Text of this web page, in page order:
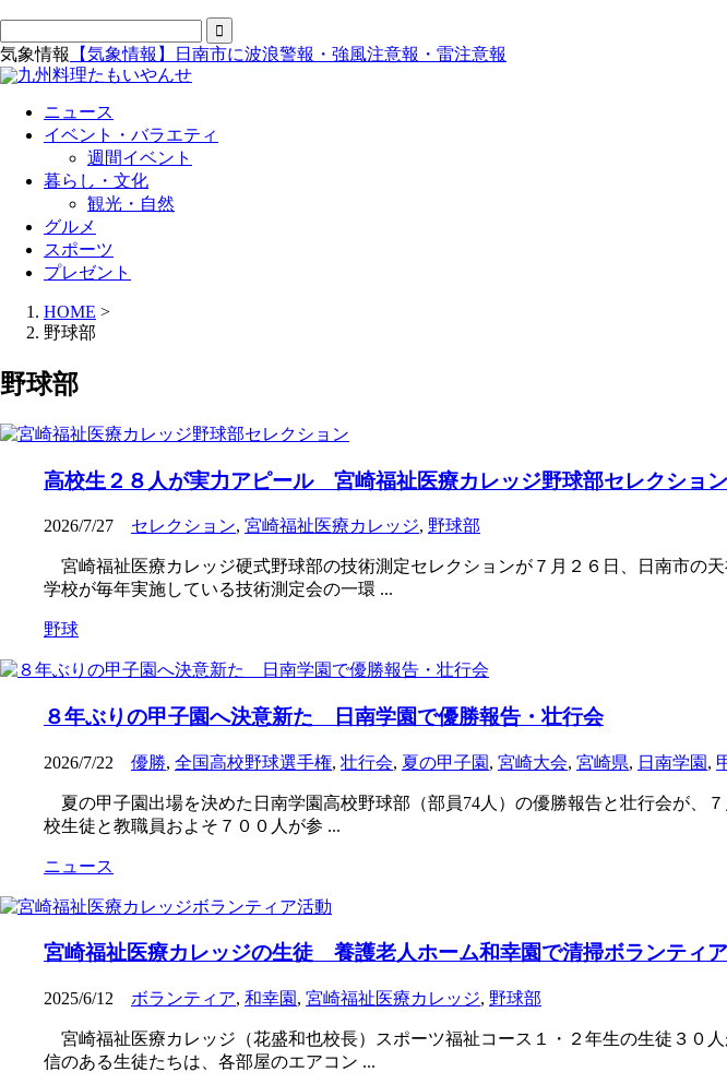
気象情報 【気象情報】日南市に波浪警報・強風注意報・雷注意報
ニュース
イベント・バラエティ
週間イベント
暮らし・文化
観光・自然
グルメ
スポーツ
プレゼント
HOME >
野球部
野球部
高校生２８人が実力アピール 宮崎福祉医療カレッジ野球部セレクション
2026/7/27 セレクション, 宮崎福祉医療カレッジ, 野球部
宮崎福祉医療カレッジ硬式野球部の技術測定セレクションが７月２６日、日南市の
学校が毎年実施している技術測定会の一環 ...
野球
８年ぶりの甲子園へ決意新た 日南学園で優勝報告・壮行会
2026/7/22 優勝, 全国高校野球選手権, 壮行会, 夏の甲子園 , 宮崎大会, 宮崎県, 日南学園 ,
夏の甲子園出場を決めた日南学園高校野球部（部員74人）の優勝報告と壮行会が
校生徒と教職員およそ７００人が参 ...
ニュース
宮崎福祉医療カレッジの生徒 養護老人ホーム和幸園で清掃ボランティ
2025/6/12 ボランティア, 和幸園 , 宮崎福祉医療カレッジ, 野球部
宮崎福祉医療カレッジ（花盛和也校長）スポーツ福祉コース１・２年生の生徒３
信のある生徒たちは、各部屋のエアコン ...